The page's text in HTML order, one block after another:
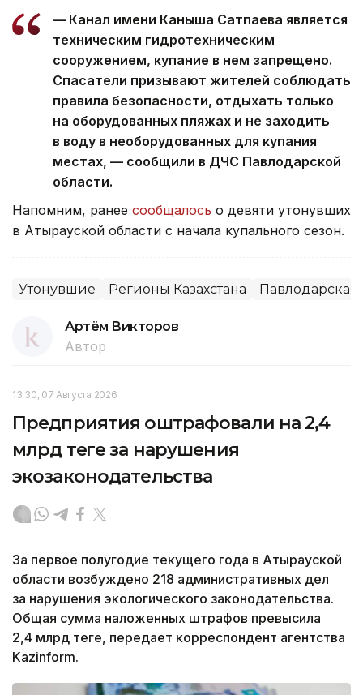
— Канал имени Каныша Сатпаева является
техническим гидротехническим
сооружением, купание в нем запрещено.
Спасатели призывают жителей соблюдать
правила безопасности, отдыхать только
на оборудованных пляжах и не заходить
в воду в необорудованных для купания
местах, — сообщили в ДЧС Павлодарской
области.
Напомним, ранее сообщалось о девяти утонувших
в Атырауской области с начала купального сезон.
Утонувшие Регионы Казахстана Павлодарская
Артём Викторов
Автор
13:30, 07 Августа 2026
Предприятия оштрафовали на 2,4
млрд теңге за нарушения
экозаконодательства
За первое полугодие текущего года в Атырауской
области возбуждено 218 административных дел
за нарушения экологического законодательства.
Общая сумма наложенных штрафов превысила
2,4 млрд теңге, передает корреспондент агентства
Kazinform.